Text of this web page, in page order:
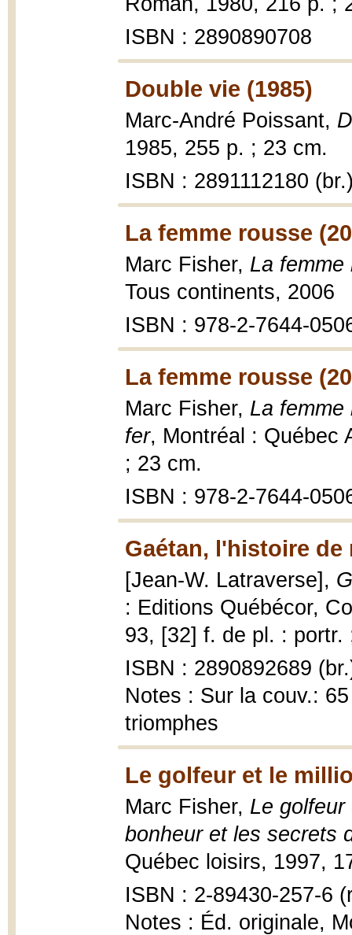
ISBN : 2890890708
Double vie (1985)
Marc-André Poissant,
1985, 255 p. ; 23 cm.
ISBN : 2891112180
La femme rousse
Marc Fisher, La femme
Tous continents, 2006
ISBN : 978-2-7644-
La femme rousse
Marc Fisher, La femme
fer, Montréal : Québec
; 23 cm.
ISBN : 978-2-7644-
Gaétan, l'histoire de
[Jean-W. Latraverse],
: Editions Québécor,
93, [32] f. de pl. : portr.
ISBN : 2890892689
Notes : Sur la couv.:
triomphes
Le golfeur et le
Marc Fisher, Le
bonheur et les secrets
Québec loisirs, 1997,
ISBN : 2-89430-257-6
Notes : Éd. originale,